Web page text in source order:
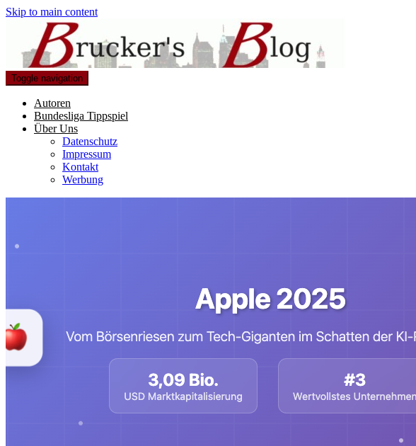
Skip to main content
Toggle navigation
Autoren
Bundesliga Tippspiel
Über Uns
Datenschutz
Impressum
Kontakt
Werbung